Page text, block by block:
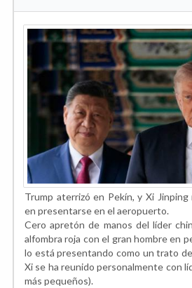
Trump aterrizó en Pekín, y Xi
en presentarse en el aeropuerto.
Cero apretón de manos del líder
alfombra roja con el gran hombre en
lo está presentando como un trato
Xi se ha reunido personalmente con
más pequeños).